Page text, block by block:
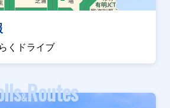
くドライブ
&Routes